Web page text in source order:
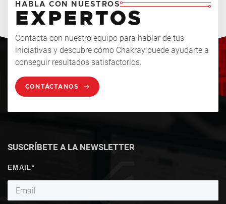
HABLA CON NUESTROS
EXPERTOS
Contacta con nuestro equipo para hablar de tus
iniciativas y descubre cómo Chakray puede ayudarte a
conseguir resultados satisfactorios.
CONTÁCTANOS
SUSCRÍBETE A LA NEWSLETTER